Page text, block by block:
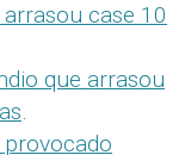
case 10
que arrasou
.